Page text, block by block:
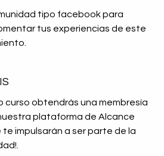
tipo facebook para
tus experiencias de este
curso obtendrás una membresía
plataforma de Alcance
impulsarán a ser parte de la